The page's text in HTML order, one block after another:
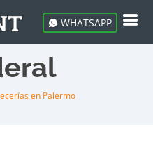
WHATSAPP
en Palermo